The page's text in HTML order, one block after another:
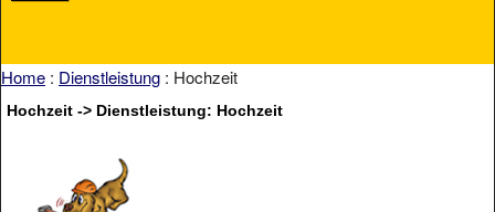
Home : Dienstleistung : Hochzeit
Hochzeit -> Dienstleistung: Hochzeit